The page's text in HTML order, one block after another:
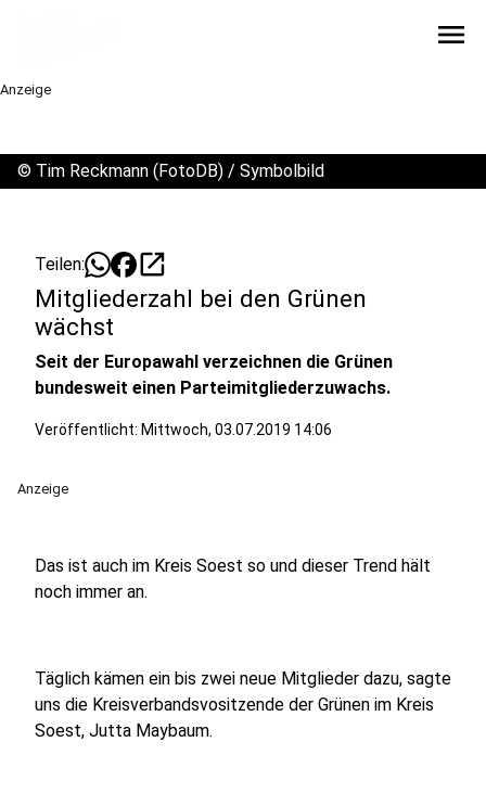
menu
Anzeige
© Tim Reckmann (FotoDB) / Symbolbild
Teilen: open_in_new
Mitgliederzahl bei den Grünen
wächst
Seit der Europawahl verzeichnen die Grünen
bundesweit einen Parteimitgliederzuwachs.
Veröffentlicht: Mittwoch, 03.07.2019 14:06
Anzeige
Das ist auch im Kreis Soest so und dieser Trend hält
noch immer an.
Täglich kämen ein bis zwei neue Mitglieder dazu, sagte
uns die Kreisverbandsvositzende der Grünen im Kreis
Soest, Jutta Maybaum.